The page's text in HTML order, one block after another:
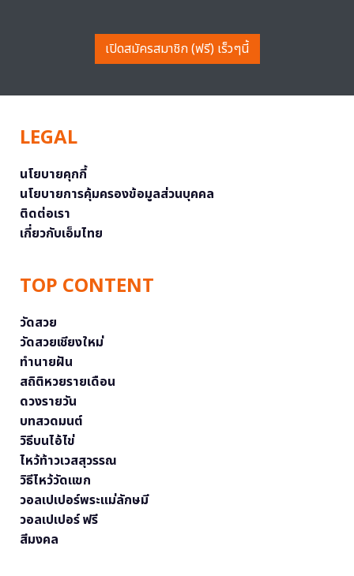
เปิดสมัครสมาชิก (ฟรี) เร็วๆนี้
LEGAL
นโยบายคุกกี้
นโยบายการคุ้มครองข้อมูลส่วนบุคคล
ติดต่อเรา
เกี่ยวกับเอ็มไทย
TOP CONTENT
วัดสวย
วัดสวยเชียงใหม่
ทำนายฝัน
สถิติหวยรายเดือน
ดวงรายวัน
บทสวดมนต์
วิธีบนไอ้ไข่
ไหว้ท้าวเวสสุวรรณ
วิธีไหว้วัดแขก
วอลเปเปอร์พระแม่ลักษมี
วอลเปเปอร์ ฟรี
สีมงคล